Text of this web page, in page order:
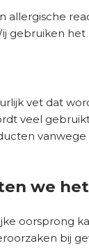
allergische
gebruiken het
vet dat
veel
we
oorsprong
bij